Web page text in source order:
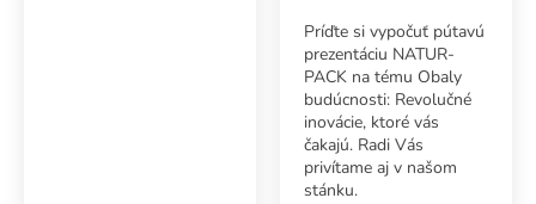
Príďte si vypočuť pútavú
prezentáciu NATUR-
PACK na tému Obaly
budúcnosti: Revolučné
inovácie, ktoré vás
čakajú. Radi Vás
privítame aj v našom
stánku.